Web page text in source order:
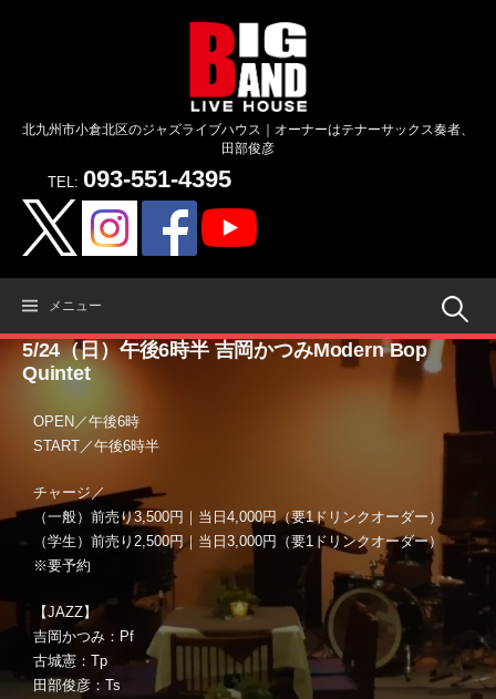
北九州市小倉北区のジャズライブハウス｜オーナーはテナーサックス奏者、
田部俊彦
TEL: 093-551-4395
メニュー 検
索:
5/24（日）午後6時半 吉岡かつみModern Bop
Quintet
OPEN／午後6時
START／午後6時半
チャージ／
（一般）前売り3,500円｜当日4,000円（要1ドリンクオーダー）
（学生）前売り2,500円｜当日3,000円（要1ドリンクオーダー）
※要予約
【JAZZ】
吉岡かつみ：Pf
古城憲：Tp
田部俊彦：Ts